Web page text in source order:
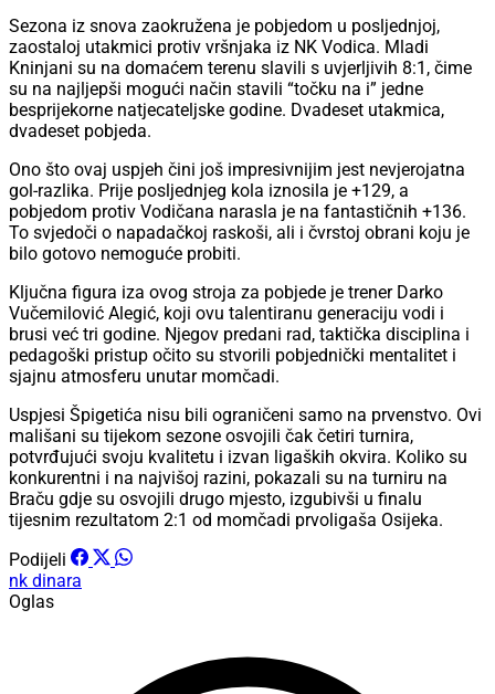
Sezona iz snova zaokružena je pobjedom u posljednjoj,
zaostaloj utakmici protiv vršnjaka iz NK Vodica. Mladi
Kninjani su na domaćem terenu slavili s uvjerljivih 8:1, čime
su na najljepši mogući način stavili “točku na i” jedne
besprijekorne natjecateljske godine. Dvadeset utakmica,
dvadeset pobjeda.
Ono što ovaj uspjeh čini još impresivnijim jest nevjerojatna
gol-razlika. Prije posljednjeg kola iznosila je +129, a
pobjedom protiv Vodičana narasla je na fantastičnih +136.
To svjedoči o napadačkoj raskoši, ali i čvrstoj obrani koju je
bilo gotovo nemoguće probiti.
Ključna figura iza ovog stroja za pobjede je trener Darko
Vučemilović Alegić, koji ovu talentiranu generaciju vodi i
brusi već tri godine. Njegov predani rad, taktička disciplina i
pedagoški pristup očito su stvorili pobjednički mentalitet i
sjajnu atmosferu unutar momčadi.
Uspjesi Špigetića nisu bili ograničeni samo na prvenstvo. Ovi
mališani su tijekom sezone osvojili čak četiri turnira,
potvrđujući svoju kvalitetu i izvan ligaških okvira. Koliko su
konkurentni i na najvišoj razini, pokazali su na turniru na
Braču gdje su osvojili drugo mjesto, izgubivši u finalu
tijesnim rezultatom 2:1 od momčadi prvoligaša Osijeka.
Podijeli
nk dinara
Oglas